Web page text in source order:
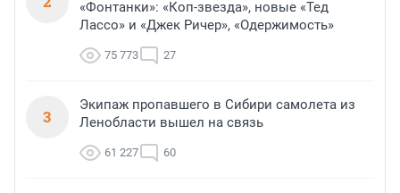
«Фонтанки»: «Коп-звезда», новые «Тед
Лассо» и «Джек Ричер», «Одержимость»
75 773 27
3
Экипаж пропавшего в Сибири самолета из
Ленобласти вышел на связь
61 227 60